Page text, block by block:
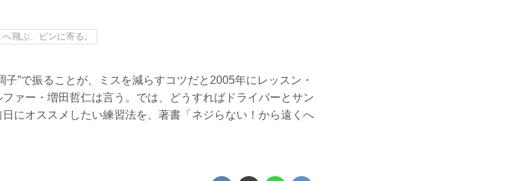
飛ぶ、ピンに寄る。
子”で振ることが、ミスを減らすコツだと2005年にレッスン・
ァー・増田哲仁は言う。では、どうすればドライバーとサン
にオススメしたい練習法を、著書「ネジらない！から遠くへ